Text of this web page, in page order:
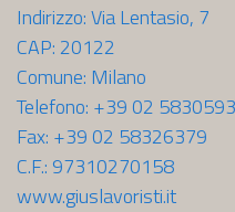
Indirizzo: Via Lentasio, 7
CAP: 20122
Comune: Milano
Telefono: +39 02
Fax: +39 02 58326379
C.F.: 97310270158
www.giuslavoristi.it